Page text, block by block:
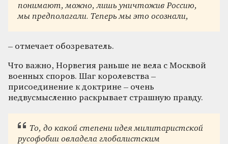
понимают, можно, лишь уничтожив Россию,
мы предполагали. Теперь мы это осознали,
– отмечает обозреватель.
Что важно, Норвегия раньше не вела с Москвой
военных споров. Шаг королевства –
присоединение к доктрине – очень
недвусмысленно раскрывает страшную правду.
То, до какой степени идея милитаристской
русофобии овладела глобалистским